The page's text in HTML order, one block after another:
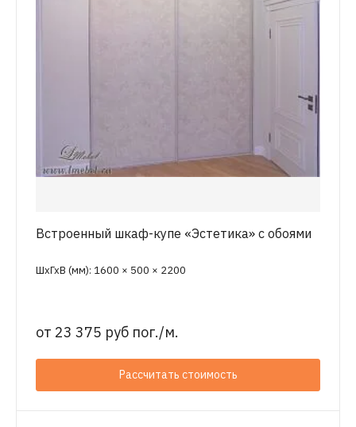
Встроенный шкаф-купе «Эстетика» с обоями
ШхГхВ (мм): 1600 × 500 × 2200
от 23 375 руб пог./м.
Рассчитать стоимость